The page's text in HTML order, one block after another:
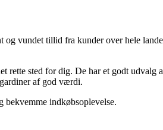
vundet tillid fra kunder over hele
sted for dig. De har et godt udvalg
af god værdi.
bekvemme indkøbsoplevelse.